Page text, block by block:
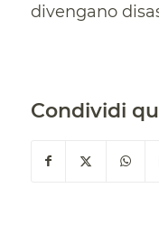
divengano
Condividi